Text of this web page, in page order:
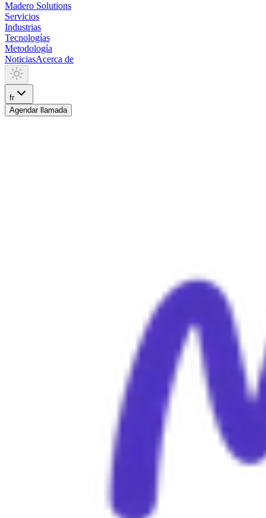
Madero Solutions
Servicios
Industrias
Tecnologías
Metodología
NoticiasAcerca de
fr
Agendar llamada